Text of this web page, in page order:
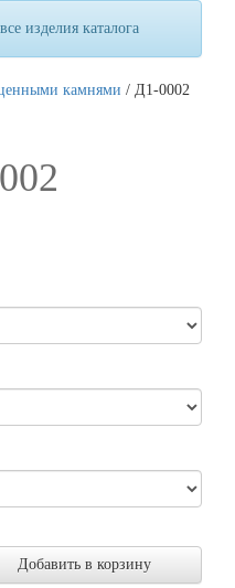
изделия каталога
камнями / Д1-0002
Добавить в корзину